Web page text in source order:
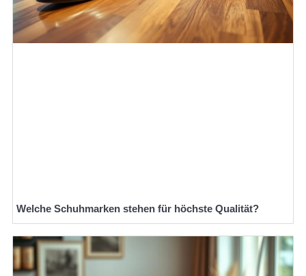
Welche Schuhmarken stehen für höchste Qualität?